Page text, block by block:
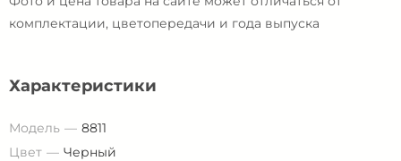
комплектации, цветопередачи и года выпуска
Характеристики
Модель
8811
Цвет
Черный